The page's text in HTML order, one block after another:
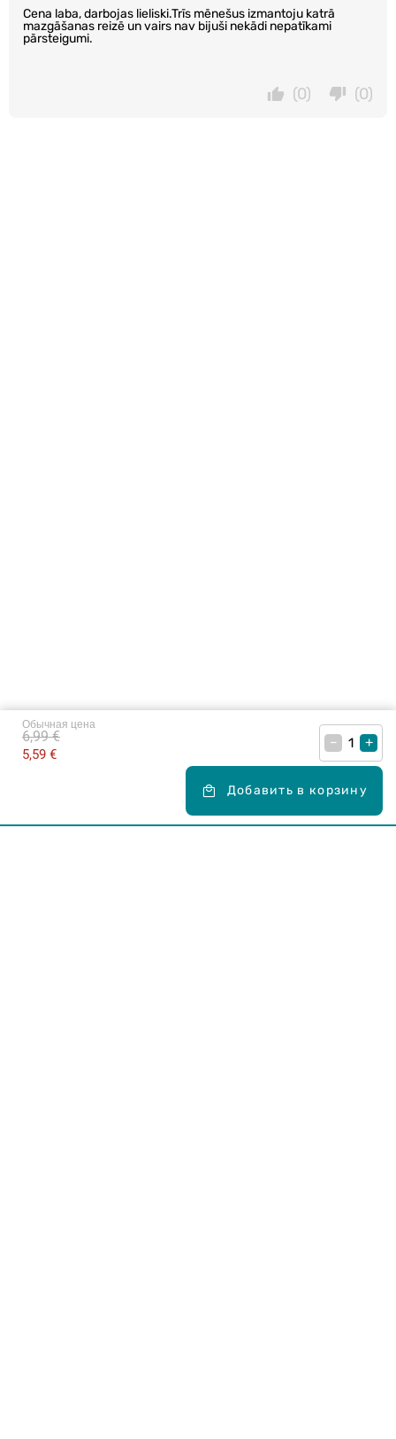
Обычная цена
5,59 €
6,99 € – +
Добавить в корзину
Cena laba, darbojas lieliski.Trīs mēnešus izmantoju katrā
mazgāšanas reizē un vairs nav bijuši nekādi nepatīkami
pārsteigumi.
(0)
(0)